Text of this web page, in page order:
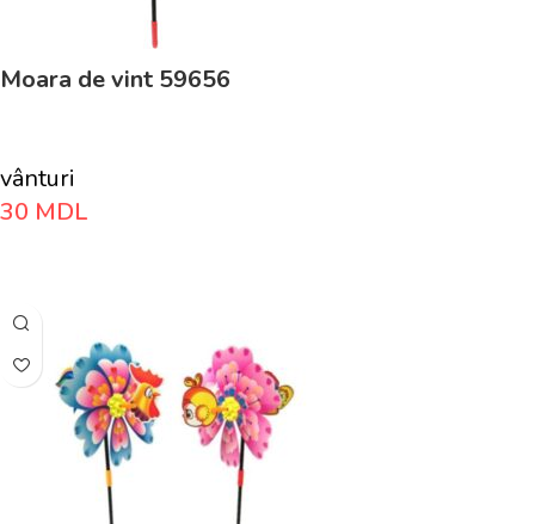
Moara de vint 59656
vânturi
30 MDL